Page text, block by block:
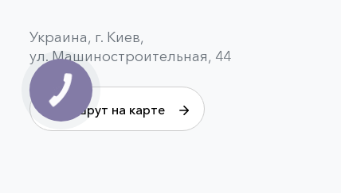
Украина, г. Киев,
ул. Машиностроительная, 44
Маршрут на карте